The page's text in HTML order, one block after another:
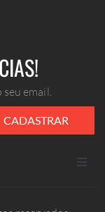
email.
CADASTRAR